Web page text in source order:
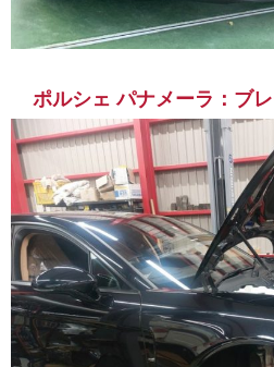
ポルシェ パナメーラ：ブ